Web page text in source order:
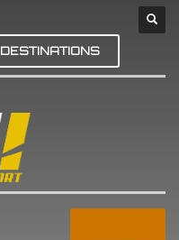
DESTINATIONS